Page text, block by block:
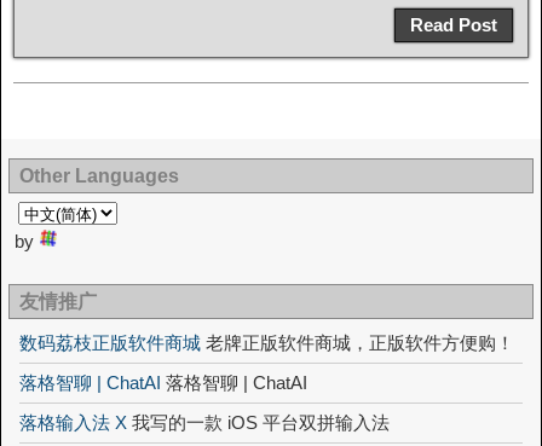
Read Post
Other Languages
by
友情推广
数码荔枝正版软件商城 老牌正版软件商城，正版软件方便购！
落格智聊 | ChatAI 落格智聊 | ChatAI
落格输入法 X 我写的一款 iOS 平台双拼输入法